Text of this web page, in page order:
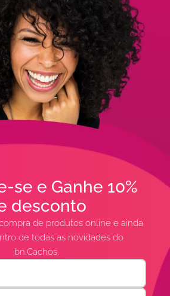
se e Ganhe 10%
desconto
de produtos online e ainda
de todas as novidades do
bn.Cachos.